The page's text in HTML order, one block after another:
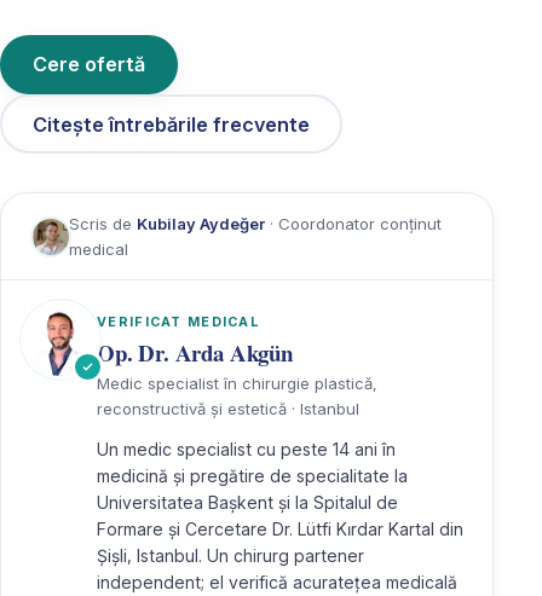
Cere ofertă
Citește întrebările frecvente
Scris de Kubilay Aydeğer· Coordonator conținut
medical
VERIFICAT MEDICAL
Op. Dr. Arda Akgün
Medic specialist în chirurgie plastică,
reconstructivă și estetică · Istanbul
Un medic specialist cu peste 14 ani în
medicină și pregătire de specialitate la
Universitatea Başkent și la Spitalul de
Formare și Cercetare Dr. Lütfi Kırdar Kartal din
Şişli, Istanbul. Un chirurg partener
independent; el verifică acuratețea medicală